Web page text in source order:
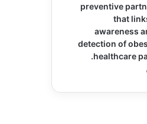
preventive
that
awareness
detection of
healthcare